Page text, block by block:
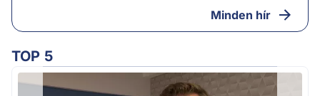
Minden hír
TOP 5